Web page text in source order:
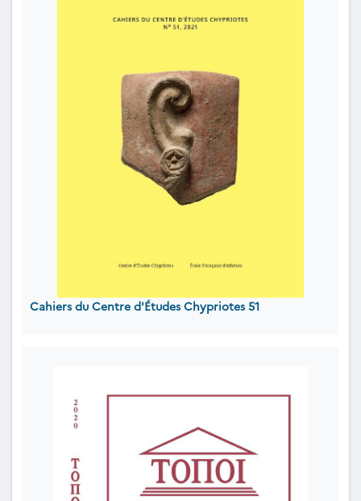
Cahiers du Centre d'Études Chypriotes 51